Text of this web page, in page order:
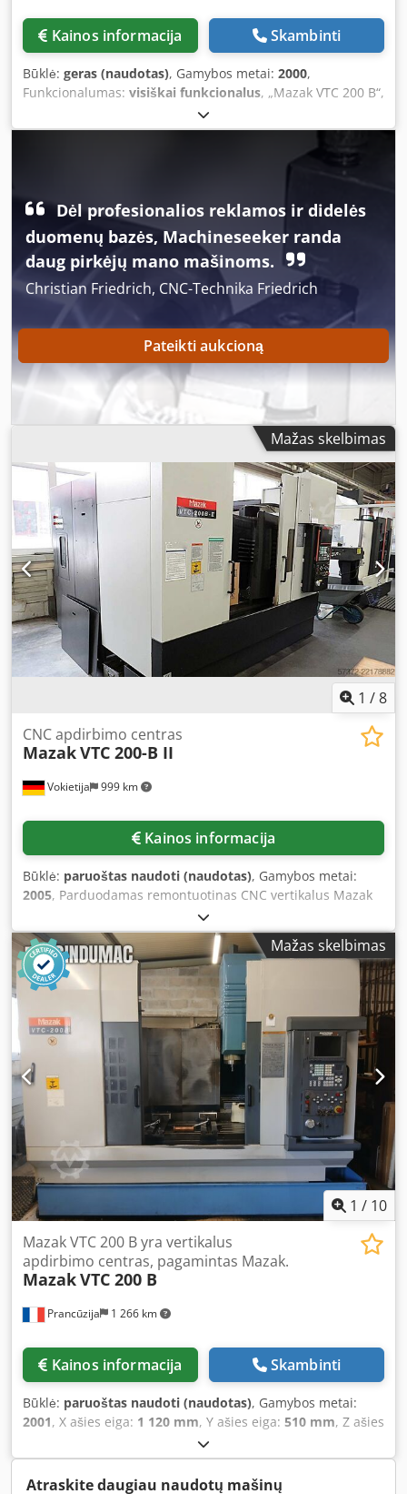
Kainos informacija Skambinti
Būklė: geras (naudotas), Gamybos metai: 2000,
Funkcionalumas: visiškai funkcionalus, „Mazak VTC 200 B“,
Dedpfxszl R A De An Eekr pagamintas 2000 m., valdiklis
„Mazak Mazatrol 640“, eigos diapazonai X/Y/Z 1120/510/510
mm, stalo matmenys 1460 x 510 mm, stalo apkrova 800 kg,
įrankių keitiklis, talpinantis 24 įrankius, įrankio laikiklis SK
slėgis 15 bar, paruošta 4-čiai ašims, 4-oji ašis sugedusi,
„Performance“ paketas.
Dėl profesionalios reklamos ir didelės
duomenų bazės, Machineseeker randa
daug pirkėjų mano mašinoms.
Christian Friedrich, CNC-Technika Friedrich
Pateikti aukcioną
Mažas skelbimas
1 /8
Vokietija 999 km
CNC apdirbimo centras
MazakVTC 200-B II
Kainos informacija
Būklė: paruoštas naudoti (naudotas), Gamybos metai:
2005, Parduodamas remontuotinas CNC vertikalus Mazak
portalinis apdirbimo centras. Eigos X/Y/Z:
1120mm/510mm/510mm, stalo matmenys X/Y:
1460mm/510mm, didžiausia stalo apkrova: 800kg, veleno
apsukos: 12000aps./min, įrankio tvirtinimas: SK40, įrankių
vietos: 30, greitoji eiga: 36m/min. Staklių matmenys X/Y/Z:
apie 3300mm/2900mm/2800mm, svoris: apie 7500kg,
valdymas: Mazatrol 640 M. Velenas ne visada tinkamai
stabdo. Yra dokumentacija. Galima apžiūra vietoje.
Dedpfxozf Ncce An Eskr
Mažas skelbimas
1 / 10
Prancūzija 1 266 km
Mazak VTC 200 B yra vertikalus
apdirbimo centras, pagamintas Mazak.
MazakVTC 200 B
Kainos informacija Skambinti
Būklė: paruoštas naudoti (naudotas), Gamybos metai:
2001, X ašies eiga: 1 120 mm, Y ašies eiga: 510 mm, Z ašies
, valdiklių gamintojas:
valdiklio modelis:PC-Fusion-CNC 640M, bendras aukštis:
2 651 mm, bendras plotis:2 825 mm, stalo apkrova:
Atraskite daugiau naudotų mašinų